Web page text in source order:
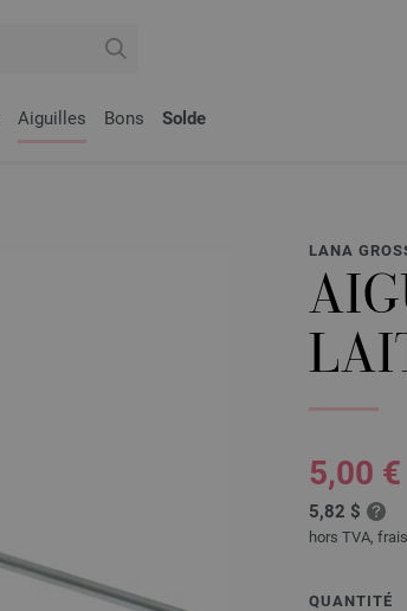
Aiguilles Bons Solde
LANA
5,00 €
5,82 $
hors TVA,
QUANTITÉ